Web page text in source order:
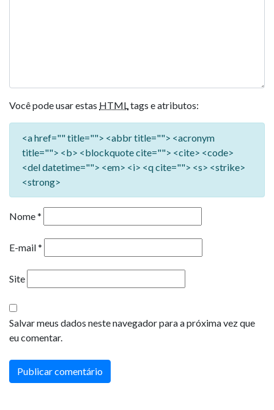
Você pode usar estas HTMLtags e atributos:
<a href="" title=""> <abbr title=""> <acronym
title=""> <b> <blockquote cite=""> <cite> <code>
<del datetime=""> <em> <i> <q cite=""> <s> <strike>
<strong>
Nome*
E-mail*
Site
Salvar meus dados neste navegador para a próxima vez que
eu comentar.